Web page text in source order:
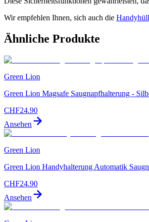
Wir empfehlen Ihnen, sich auch die
Ähnliche Produkte
Green Lion
Green Lion Magsafe Saugnapfhalterung -
CHF24.90
Ansehen
Green Lion
Green Lion Handyhalterung Automatik
CHF24.90
Ansehen